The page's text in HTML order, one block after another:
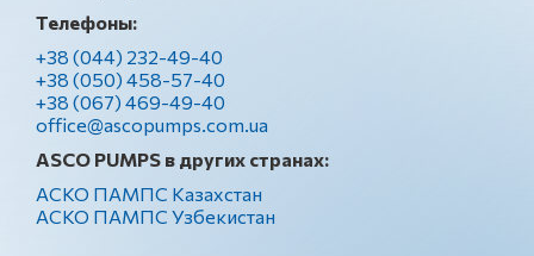
Телефоны:
+38 (044) 232-49-40
+38 (050) 458-57-40
+38 (067) 469-49-40
office@ascopumps.com.ua
ASCO PUMPS в других странах:
АСКО ПАМПС Казахстан
АСКО ПАМПС Узбекистан